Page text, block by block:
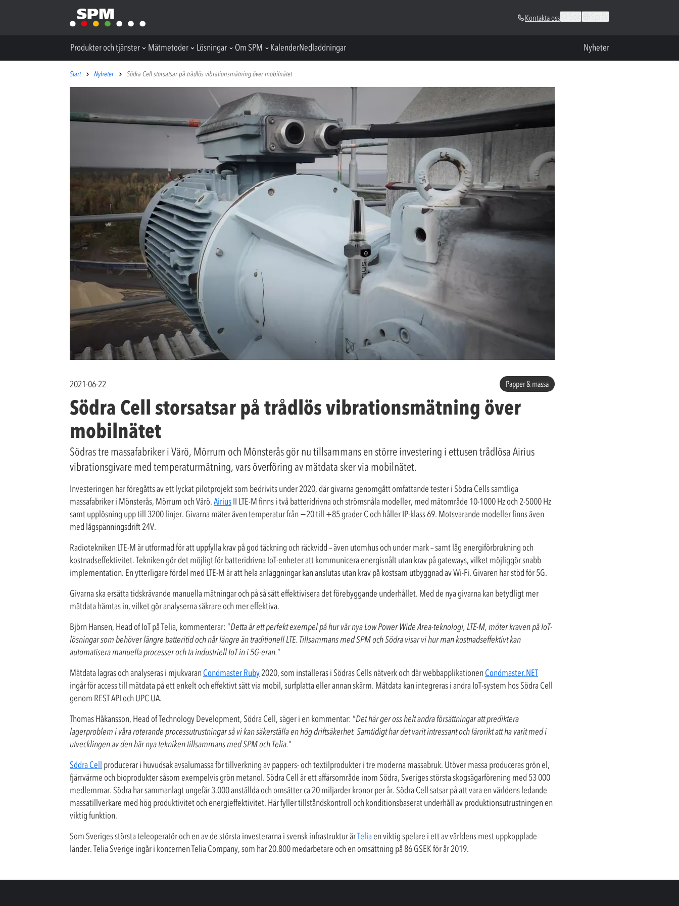
Kontakta oss
Produkter och tjänster Mätmetoder Lösningar Om SPM KalenderNedladdningar Nyheter
Start Nyheter Södra Cell storsatsar på trådlös vibrationsmätning över mobilnätet
2021-06-22 Papper & massa
Södra Cell storsatsar på trådlös vibrationsmätning över
mobilnätet
Södras tre massafabriker i Värö, Mörrum och Mönsterås gör nu tillsammans en större investering i ettusen trådlösa Airius
vibrationsgivare med temperaturmätning, vars överföring av mätdata sker via mobilnätet.
Investeringen har föregåtts av ett lyckat pilotprojekt som bedrivits under 2020, där givarna genomgått omfattande tester i Södra Cells samtliga
massafabriker i Mönsterås, Mörrum och Värö.AiriusII LTE-M finns i två batteridrivna och strömsnåla modeller, med mätområde 10-1000 Hz och 2-5000 Hz
samt upplösning upp till 3200 linjer. Givarna mäter även temperatur från −20 till +85 grader C och håller IP-klass 69. Motsvarande modeller finns även
med lågspänningsdrift 24V.
Radiotekniken LTE-M är utformad för att uppfylla krav på god täckning och räckvidd – även utomhus och under mark – samt låg energiförbrukning och
kostnadseffektivitet. Tekniken gör det möjligt för batteridrivna IoT-enheter att kommunicera energisnålt utan krav på gateways, vilket möjliggör snabb
implementation. En ytterligare fördel med LTE-M är att hela anläggningar kan anslutas utan krav på kostsam utbyggnad av Wi-Fi. Givaren har stöd för 5G.
Givarna ska ersätta tidskrävande manuella mätningar och på så sätt effektivisera det förebyggande underhållet. Med de nya givarna kan betydligt mer
mätdata hämtas in, vilket gör analyserna säkrare och mer effektiva.
Björn Hansen, Head of IoT på Telia, kommenterar: ”Detta är ett perfekt exempel på hur vår nya Low Power Wide Area-teknologi, LTE-M, möter kraven på IoT-
lösningar som behöver längre batteritid och når längre än traditionell LTE. Tillsammans med SPM och Södra visar vi hur man kostnadseffektivt kan
automatisera manuella processer och ta industriell IoT in i 5G-eran.”
Mätdata lagras och analyseras i mjukvaranCondmaster Ruby2020, som installeras i Södras Cells nätverk och där webbapplikationenCondmaster.NET
ingår för access till mätdata på ett enkelt och effektivt sätt via mobil, surfplatta eller annan skärm. Mätdata kan integreras i andra IoT-system hos Södra Cell
genom REST API och UPC UA.
Thomas Håkansson, Head of Technology Development, Södra Cell, säger i en kommentar: “Det här ger oss helt andra försättningar att prediktera
lagerproblem i våra roterande processutrustningar så vi kan säkerställa en hög driftsäkerhet. Samtidigt har det varit intressant och lärorikt att ha varit med i
utvecklingen av den här nya tekniken tillsammans med SPM och Telia.”
Södra Cell producerar i huvudsak avsalumassa för tillverkning av pappers- och textilprodukter i tre moderna massabruk. Utöver massa produceras grön el,
fjärrvärme och bioprodukter såsom exempelvis grön metanol. Södra Cell är ett affärsområde inom Södra, Sveriges största skogsägarförening med 53 000
medlemmar. Södra har sammanlagt ungefär 3.000 anställda och omsätter ca 20 miljarder kronor per år. Södra Cell satsar på att vara en världens ledande
massatillverkare med hög produktivitet och energieffektivitet. Här fyller tillståndskontroll och konditionsbaserat underhåll av produktionsutrustningen en
viktig funktion.
Som Sveriges största teleoperatör och en av de största investerarna i svensk infrastruktur ärTeliaen viktig spelare i ett av världens mest uppkopplade
länder. Telia Sverige ingår i koncernen Telia Company, som har 20.800 medarbetare och en omsättning på 86 GSEK för år 2019.